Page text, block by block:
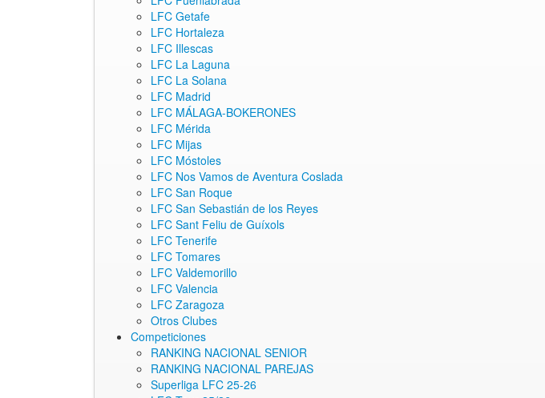
LFC Getafe
LFC Hortaleza
LFC Illescas
LFC La Laguna
LFC La Solana
LFC Madrid
LFC MÁLAGA-BOKERONES
LFC Mérida
LFC Mijas
LFC Móstoles
LFC Nos Vamos de Aventura Coslada
LFC San Roque
LFC San Sebastián de los Reyes
LFC Sant Feliu de Guíxols
LFC Tenerife
LFC Tomares
LFC Valdemorillo
LFC Valencia
LFC Zaragoza
Otros Clubes
Competiciones
RANKING NACIONAL SENIOR
RANKING NACIONAL PAREJAS
Superliga LFC 25-26